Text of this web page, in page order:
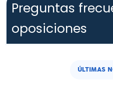
Preguntas
oposiciones
ÚLTIMAS